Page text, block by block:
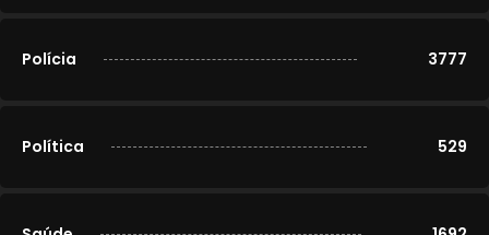
Polícia 3777
Política 529